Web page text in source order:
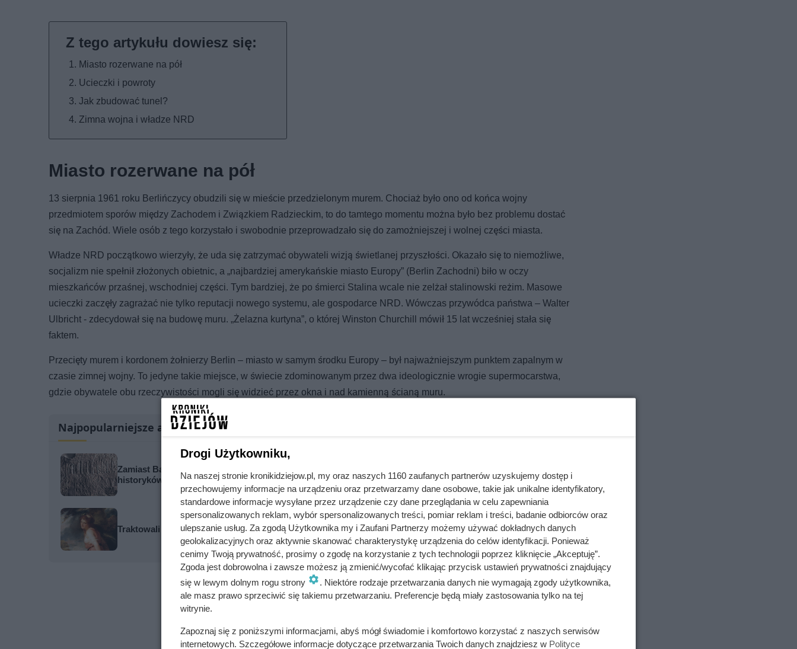
Miasto rozerwane na pół
Ucieczki i powroty
Jak zbudować tunel?
Zimna wojna i władze NRD
Miasto rozerwane na pół
13 sierpnia 1961 roku Berlińczycy obudzili się w mieście przedzielonym murem. Chociaż było ono od końca wojny
przedmiotem sporów między Zachodem i Związkiem Radzieckim, to do tamtego momentu można było bez problemu dostać
się na Zachód. Wiele osób z tego korzystało i swobodnie przeprowadzało się do zamożniejszej i wolnej części miasta.
Władze NRD początkowo wierzyły, że uda się zatrzymać obywateli wizją świetlanej przyszłości. Okazało się to niemożliwe,
socjalizm nie spełnił złożonych obietnic, a „najbardziej amerykańskie miasto Europy” (Berlin Zachodni) biło w oczy
mieszkańców przaśnej, wschodniej części. Tym bardziej, że po śmierci Stalina wcale nie zelżał stalinowski reżim. Masowe
ucieczki zaczęły zagrażać nie tylko reputacji nowego systemu, ale gospodarce NRD. Wówczas przywódca państwa – Walter
Ulbricht - zdecydował się na budowę muru. „Żelazna kurtyna”, o której Winston Churchill mówił 15 lat wcześniej stała się
faktem.
Przecięty murem i kordonem żołnierzy Berlin – miasto w samym środku Europy – był najważniejszym punktem zapalnym w
czasie zimnej wojny. To jedyne takie miejsce, w świecie zdominowanym przez dwa ideologicznie wrogie supermocarstwa,
gdzie obywatele obu rzeczywistości mogli się widzieć przez okna i nad kamienną ścianą muru.
Najpopularniejsze artykuły
Zamiast Babilonu podali zupełnie inne miasto. Przełomowy trop brytyjskiej badaczki zszokował
historyków
Traktowali ją jak zabawkę i przekazywali z rąk do rąk. Niewiarygodne losy słynnej skandalistki
Drogi Użytkowniku,
Na naszej stronie kronikidziejow.pl, my oraz naszych 1160 zaufanych partnerów uzyskujemy dostęp i
przechowujemy informacje na urządzeniu oraz przetwarzamy dane osobowe, takie jak unikalne identyfikatory,
standardowe informacje wysyłane przez urządzenie czy dane przeglądania w celu zapewniania
spersonalizowanych reklam, wybór spersonalizowanych treści, pomiar reklam i treści, badanie odbiorców oraz
ulepszanie usług. Za zgodą Użytkownika my i Zaufani Partnerzy możemy używać dokładnych danych
geolokalizacyjnych oraz aktywnie skanować charakterystykę urządzenia do celów identyfikacji. Ponieważ
cenimy Twoją prywatność, prosimy o zgodę na korzystanie z tych technologii poprzez kliknięcie „Akceptuję”.
Zgoda jest dobrowolna i zawsze możesz ją zmienić/wycofać klikając przycisk ustawień prywatności znajdujący
się w lewym dolnym rogu strony
. Niektóre rodzaje przetwarzania danych nie wymagają zgody użytkownika,
ale masz prawo sprzeciwić się takiemu przetwarzaniu. Preferencje będą miały zastosowania tylko na tej
witrynie.
Zapoznaj się z poniższymi informacjami, abyś mógł świadomie i komfortowo korzystać z naszych serwisów
internetowych. Szczegółowe informacje dotyczące przetwarzania Twoich danych znajdziesz w Polityce